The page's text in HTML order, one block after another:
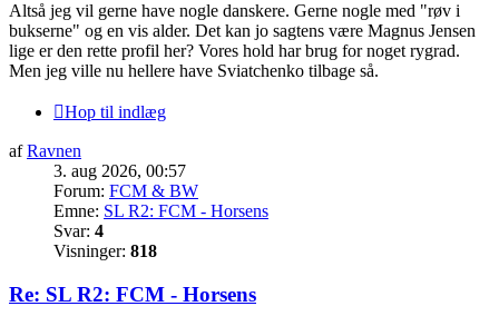
Altså jeg vil gerne have nogle danskere. Gerne nogle med "røv i
bukserne" og en vis alder. Det kan jo sagtens være Magnus Jensen
lige er den rette profil her? Vores hold har brug for noget rygrad.
Men jeg ville nu hellere have Sviatchenko tilbage så.
Hop til indlæg
afRavnen
3. aug 2026, 00:57
Forum: FCM & BW
Emne: SL R2: FCM - Horsens
Svar: 4
Visninger: 818
Re: SL R2: FCM - Horsens